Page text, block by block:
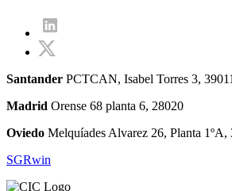
Santander PCTCAN, Isabel Torres 3, 39011
Madrid Orense 68 planta 6, 28020
Oviedo Melquíades Alvarez 26, Planta 1ºA,
SGRwin